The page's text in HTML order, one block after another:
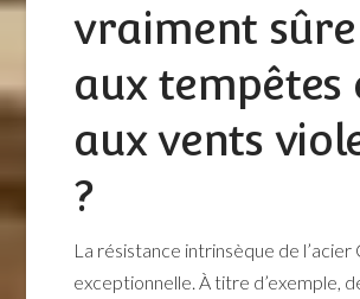
vraiment
aux tempêtes
aux vents
?
La résistance intrinsèque de
exceptionnelle. À titre d’exemple,